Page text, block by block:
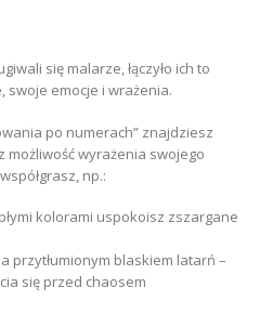
się malarze, łączyło ich to
swoje emocje i wrażenia.
po numerach” znajdziesz
wyrażenia swojego
np.:
kolorami uspokoisz zszargane
przytłumionym blaskiem latarń –
się przed chaosem